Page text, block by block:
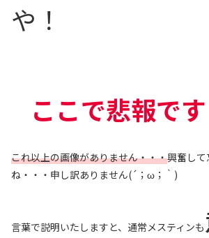
や！
ここで悲報で
これ以上の画像がありません・・・興奮して
ね・・・申し訳ありません(´；ω；｀)
言葉で説明いたしますと、通常メスティンも